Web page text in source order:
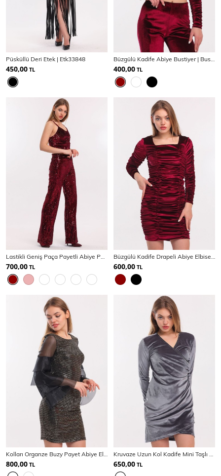
Mont & Kaban Yağmurluk
T-SHİRT & BLUZ
Crop & Büstiyer
Püsküllü Deri Etek | Etk33848
450,00 TL
Büzgülü Kadife Abiye Bustiyer | Bus33937
400,00 TL
Lastikli Geniş Paça Payetli Abiye Pantolon | Pnt33970
700,00 TL
Büzgülü Kadife Drapeli Abiye Elbise | Elb34010
600,00 TL
Kolları Organze Buzy Payet Abiye Elbise | Elb33267
800,00 TL
Kruvaze Uzun Kol Kadife Mini Taşlı Abiye Elbise
650,00 TL